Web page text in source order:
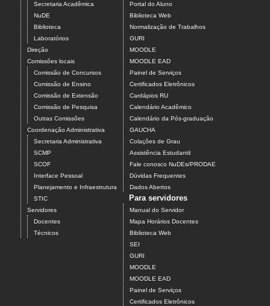
Secretaria Acadêmica
NuDE
Biblioteca
Laboratórios
Direção
Comissões locais
Comissão de Concursos
Comissão de Ensino
Comissão de Extensão
Comissão de Pesquisa
Outras Comissões
Coordenação Administrativa
Secretaria Administrativa
SCMP
SCOF
Interface Pessoal
Planejamento e Infraestrutura
STIC
Servidores
Docentes
Técnicos
Portal do Aluno
Biblioteca Web
Normalização de Trabalhos
GURI
MOODLE
MOODLE EAD
Painel de Serviços
Certificados Eletrônicos
Cardápios RU
Calendário Acadêmico
Calendário da Pós-graduação
GAUCHA
Colações de Grau
Assistência Estudantil
Fale conosco NuDEs/PRODAE
Dúvidas Frequentes
Dados Abertos
Para servidores
Manual do Servidor
Mapa Horários Docentes
Biblioteca Web
SEI
GURI
MOODLE
MOODLE EAD
Painel de Serviços
Certificados Eletrônicos